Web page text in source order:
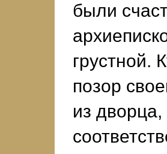
были
грустной.
позор
из